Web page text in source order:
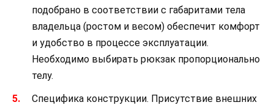
подобрано в соответствии с габаритами тела
владельца (ростом и весом) обеспечит комфорт
и удобство в процессе эксплуатации.
Необходимо выбирать рюкзак пропорционально
телу.
Специфика конструкции. Присутствие внешних